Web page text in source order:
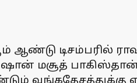
டிசம்பரில்
ஷான் மசூத்
வங்கதேசத்துக்கு